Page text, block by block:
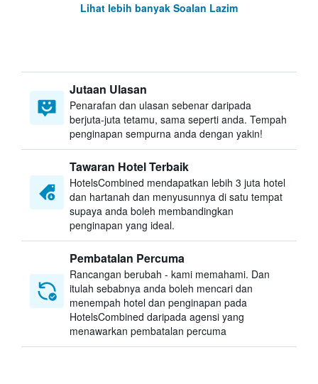
Lihat lebih banyak Soalan Lazim
Jutaan Ulasan
Penarafan dan ulasan sebenar daripada
berjuta-juta tetamu, sama seperti anda. Tempah
penginapan sempurna anda dengan yakin!
Tawaran Hotel Terbaik
HotelsCombined mendapatkan lebih 3 juta hotel
dan hartanah dan menyusunnya di satu tempat
supaya anda boleh membandingkan
penginapan yang ideal.
Pembatalan Percuma
Rancangan berubah - kami memahami. Dan
itulah sebabnya anda boleh mencari dan
menempah hotel dan penginapan pada
HotelsCombined daripada agensi yang
menawarkan pembatalan percuma